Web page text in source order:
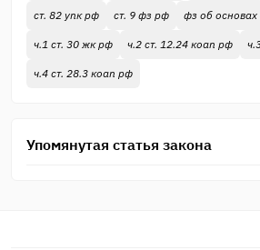
ст. 82 упк рф ст. 9 фз рф фз об
ч.1 ст. 30 жк рф ч.2 ст. 12.24 коап рф
ч.4 ст. 28.3 коап рф
Упомянутая статья закона